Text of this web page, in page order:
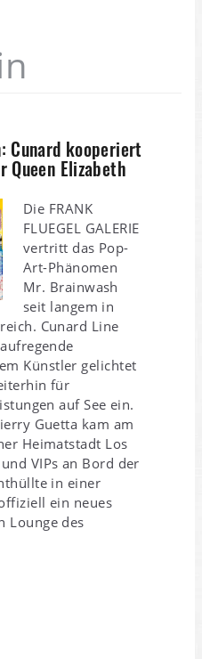
Cunard kooperiert
Elizabeth
Die FRANK
FLUEGEL GALERIE
vertritt das Pop-
Art-Phänomen
Mr. Brainwash
seit langem in
Cunard Line
Künstler gelichtet
für
auf See ein.
Guetta kam am
Heimatstadt Los
VIPs an Bord der
in einer
ein neues
Lounge des